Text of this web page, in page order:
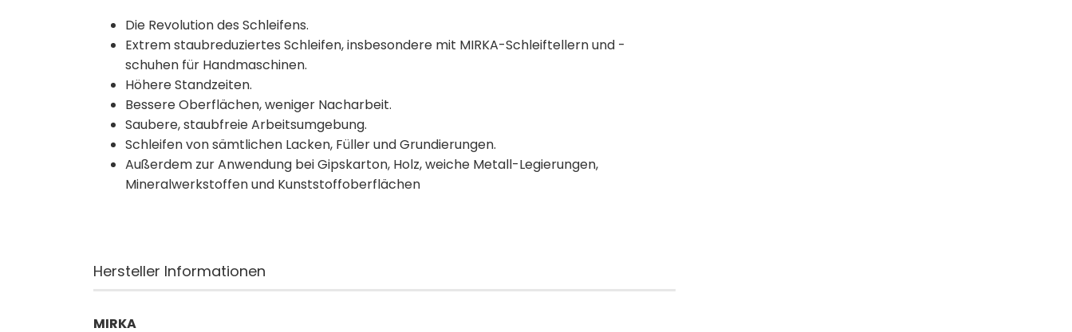
Die Revolution des Schleifens.
Extrem staubreduziertes Schleifen, insbesondere mit MIRKA-Schleiftellern und -
schuhen für Handmaschinen.
Höhere Standzeiten.
Bessere Oberflächen, weniger Nacharbeit.
Saubere, staubfreie Arbeitsumgebung.
Schleifen von sämtlichen Lacken, Füller und Grundierungen.
Außerdem zur Anwendung bei Gipskarton, Holz, weiche Metall-Legierungen,
Mineralwerkstoffen und Kunststoffoberflächen
Hersteller Informationen
MIRKA